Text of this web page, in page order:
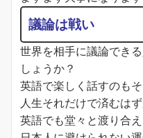
議論は戦い
世界を相手に議論でき
しょうか？
英語で楽しく話すのも
人生それだけで済むはず
英語でも堂々と渡り合